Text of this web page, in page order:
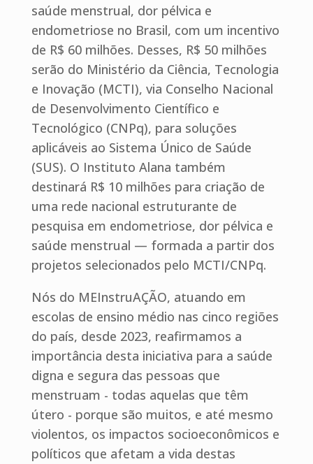
saúde menstrual, dor pélvica e
endometriose no Brasil, com um incentivo
de R$ 60 milhões. Desses, R$ 50 milhões
serão do Ministério da Ciência, Tecnologia
e Inovação (MCTI), via Conselho Nacional
de Desenvolvimento Científico e
Tecnológico (CNPq), para soluções
aplicáveis ao Sistema Único de Saúde
(SUS). O Instituto Alana também
destinará R$ 10 milhões para criação de
uma rede nacional estruturante de
pesquisa em endometriose, dor pélvica e
saúde menstrual — formada a partir dos
projetos selecionados pelo MCTI/CNPq.
Nós do MEInstruAÇÃO, atuando em
escolas de ensino médio nas cinco regiões
do país, desde 2023, reafirmamos a
importância desta iniciativa para a saúde
digna e segura das pessoas que
menstruam - todas aquelas que têm
útero - porque são muitos, e até mesmo
violentos, os impactos socioeconômicos e
políticos que afetam a vida destas